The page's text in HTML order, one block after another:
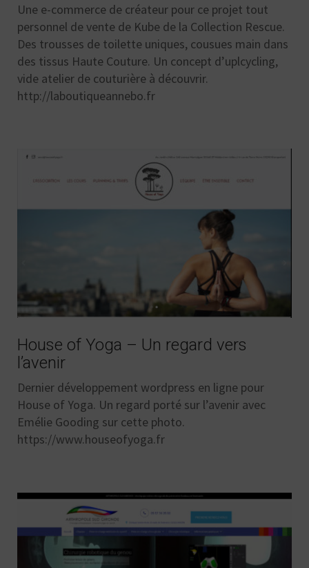
Une e-commerce de créateur pour ce projet tout
personnel de vente de Kube de la Collection Rescue.
Des trousses de toilette uniques, cousues main dans
des tissus Haute Couture. Un concept d’uplcycling,
vide atelier de couturière à découvrir.
http://laboutiqueannebo.fr
House of Yoga – Un regard vers
l’avenir
Dernier développement wordpress en ligne pour
House of Yoga. Un regard porté sur l’avenir avec
Emélie Gooding sur cette photo.
https://www.houseofyoga.fr